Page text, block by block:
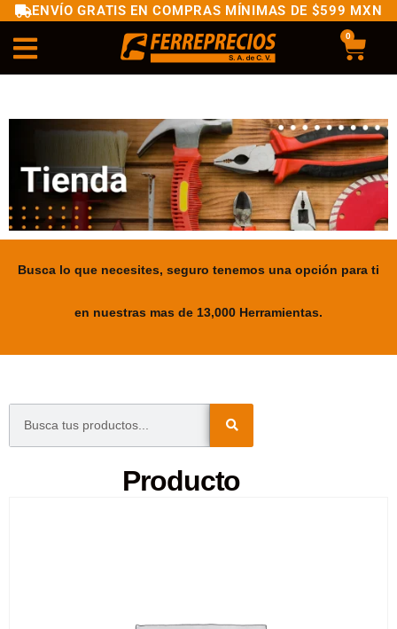
ENVÍO GRATIS EN COMPRAS MÍNIMAS DE $599 MXN
0
Busca lo que necesites, seguro tenemos una opción para ti
en nuestras mas de 13,000 Herramientas.
Producto